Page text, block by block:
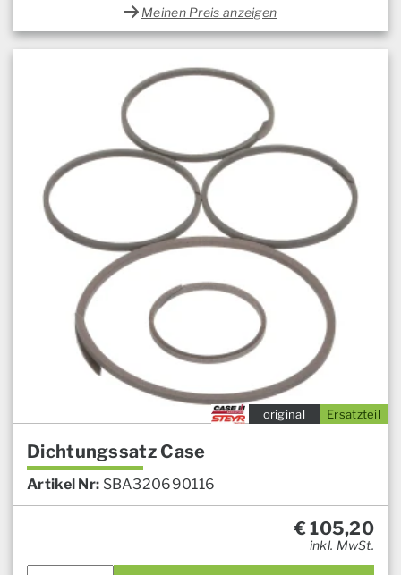
Meinen Preis anzeigen
Ersatzteil
original
Dichtungssatz Case
Artikel Nr: SBA320690116
€105,20
inkl. MwSt.